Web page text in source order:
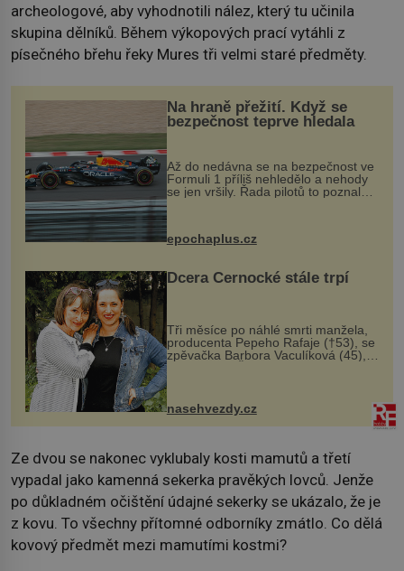
archeologové, aby vyhodnotili nález, který tu učinila
skupina dělníků. Během výkopových prací vytáhli z
písečného břehu řeky Mures tři velmi staré předměty.
Na hraně přežití. Když se
bezpečnost teprve hledala
Až do nedávna se na bezpečnost ve
Formuli 1 příliš nehledělo a nehody
se jen vršily. Řada pilotů to poznala
na vlastní kůži, často s trvalými
následky nebo bohužel i ztrátou
života. Dnes nepochopiteln...
epochaplus.cz
Dcera Černocké stále trpí
Tři měsíce po náhlé smrti manžela,
producenta Pepeho Rafaje (†53), se
zpěvačka Barbora Vaculíková (45),
dcera Petry Černocké (75), poprvé
ozvala veřejnosti. Na sociální síti
sdílela, že se snaží fung...
nasehvezdy.cz
Ze dvou se nakonec vyklubaly kosti mamutů a třetí
vypadal jako kamenná sekerka pravěkých lovců. Jenže
po důkladném očištění údajné sekerky se ukázalo, že je
z kovu. To všechny přítomné odborníky zmátlo. Co dělá
kovový předmět mezi mamutími kostmi?